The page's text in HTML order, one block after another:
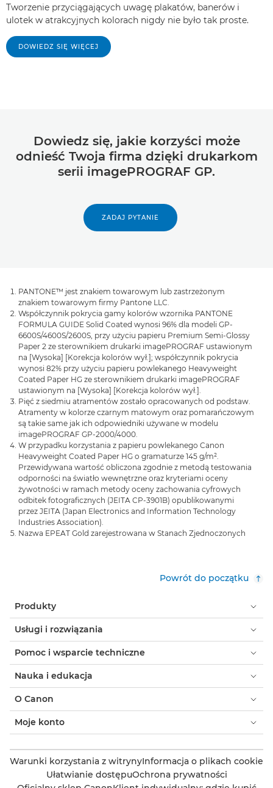
Tworzenie przyciągających uwagę plakatów, banerów i
ulotek w atrakcyjnych kolorach nigdy nie było tak proste.
DOWIEDZ SIĘ WIĘCEJ
Dowiedz się, jakie korzyści może
odnieść Twoja firma dzięki drukarkom
serii imagePROGRAF GP.
ZADAJ PYTANIE
PANTONE™ jest znakiem towarowym lub zastrzeżonym
znakiem towarowym firmy Pantone LLC.
Współczynnik pokrycia gamy kolorów wzornika PANTONE
FORMULA GUIDE Solid Coated wynosi 96% dla modeli GP-
6600S/4600S/2600S, przy użyciu papieru Premium Semi-Glossy
Paper 2 ze sterownikiem drukarki imagePROGRAF ustawionym
na [Wysoka] [Korekcja kolorów wył.]; współczynnik pokrycia
wynosi 82% przy użyciu papieru powlekanego Heavyweight
Coated Paper HG ze sterownikiem drukarki imagePROGRAF
ustawionym na [Wysoka] [Korekcja kolorów wył.].
Pięć z siedmiu atramentów zostało opracowanych od podstaw.
Atramenty w kolorze czarnym matowym oraz pomarańczowym
są takie same jak ich odpowiedniki używane w modelu
imagePROGRAF GP-2000/4000.
W przypadku korzystania z papieru powlekanego Canon
Heavyweight Coated Paper HG o gramaturze 145 g/m².
Przewidywana wartość obliczona zgodnie z metodą testowania
odporności na światło wewnętrzne oraz kryteriami oceny
żywotności w ramach metody oceny zachowania cyfrowych
odbitek fotograficznych (JEITA CP-3901B) opublikowanymi
przez JEITA (Japan Electronics and Information Technology
Industries Association).
Nazwa EPEAT Gold zarejestrowana w Stanach Zjednoczonych
Powrót do początku
Produkty
Usługi i rozwiązania
Pomoc i wsparcie techniczne
Nauka i edukacja
O Canon
Moje konto
Warunki korzystania z witrynyInformacja o plikach cookie
Ułatwianie dostępuOchrona prywatności